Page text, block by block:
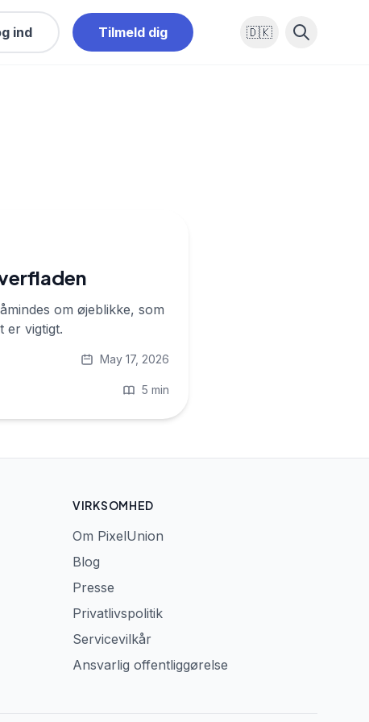
ind Tilmeld dig 🇩🇰
om øjeblikke, som
er vigtigt.
May 17, 2026
5 min
VIRKSOMHED
Om PixelUnion
Blog
Presse
Privatlivspolitik
Servicevilkår
Ansvarlig offentliggørelse